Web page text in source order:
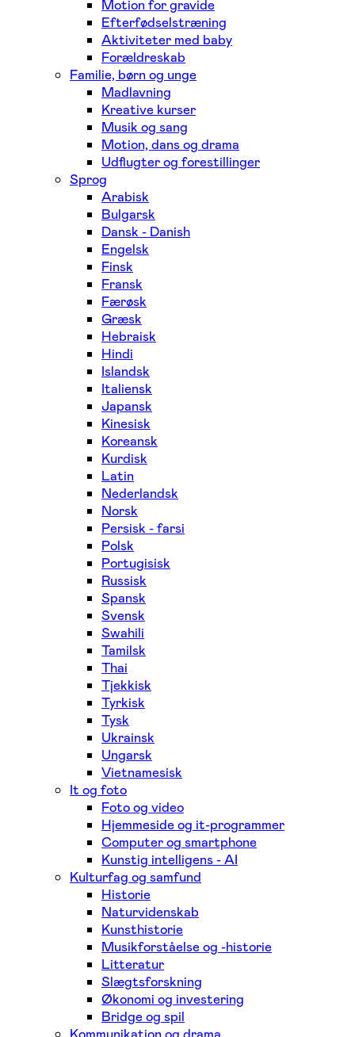
Motion for gravide
Efterfødselstræning
Aktiviteter med baby
Forældreskab
Familie, børn og unge
Madlavning
Kreative kurser
Musik og sang
Motion, dans og drama
Udflugter og forestillinger
Sprog
Arabisk
Bulgarsk
Dansk - Danish
Engelsk
Finsk
Fransk
Færøsk
Græsk
Hebraisk
Hindi
Islandsk
Italiensk
Japansk
Kinesisk
Koreansk
Kurdisk
Latin
Nederlandsk
Norsk
Persisk - farsi
Polsk
Portugisisk
Russisk
Spansk
Svensk
Swahili
Tamilsk
Thai
Tjekkisk
Tyrkisk
Tysk
Ukrainsk
Ungarsk
Vietnamesisk
It og foto
Foto og video
Hjemmeside og it-programmer
Computer og smartphone
Kunstig intelligens - AI
Kulturfag og samfund
Historie
Naturvidenskab
Kunsthistorie
Musikforståelse og -historie
Litteratur
Slægtsforskning
Økonomi og investering
Bridge og spil